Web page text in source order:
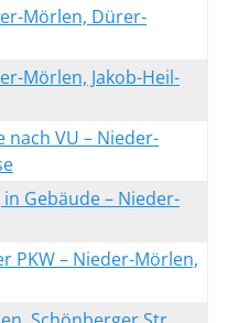
Mörlen, Dürer-
Mörlen, Jakob-Heil-
nach VU – Nieder-
Gebäude – Nieder-
PKW – Nieder-Mörlen,